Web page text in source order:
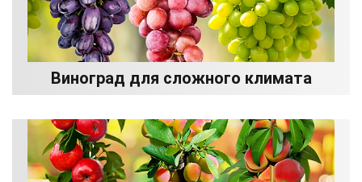
Виноград для сложного климата